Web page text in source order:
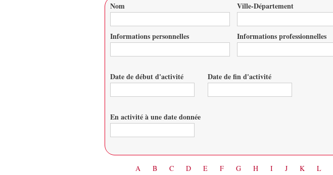
Vous êtes ici
Nom Ville-Département
Informations personnelles Informations professionnelles
Date de début d'activité Date de fin d'activité
En activité à une date donnée
A B C D E F G H I J K L